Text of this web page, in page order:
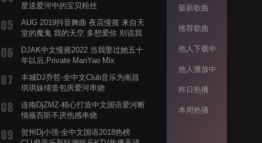
星送爱河中的宝贝粉丝
AUG 2019抖音舞曲 夜店慢摇 来自天
堂的魔鬼 我的天空 多想爱你 别说我
DJAK中文慢摇2022 当我娶过她五十
年以后,Private ManYao Mix
丰城DJ乔哲-全中文Club音乐为南昌
琪琪妹缔造包房爱河串烧
连南DjZMZ-精心打造中文国语爱河断
情殇百听不厌伤感串烧
贺州Dj小强-全中文国语2018热榜
最新歌曲
推荐歌曲
他人下载中
他人播放中
昨日热播
本周热播